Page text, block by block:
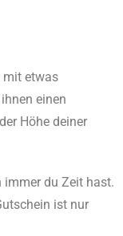
mit etwas
einen
Höhe deiner
immer du Zeit hast.
ist nur